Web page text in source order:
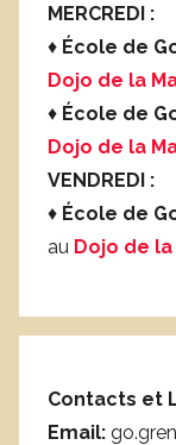
MERCREDI :
♦ École de
Dojo de la
♦ École de
Dojo de la
VENDREDI :
♦ École de
au Dojo de
Contacts et
Email: